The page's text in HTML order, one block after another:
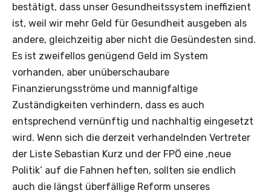
bestätigt, dass unser Gesundheitssystem ineffizient
ist, weil wir mehr Geld für Gesundheit ausgeben als
andere, gleichzeitig aber nicht die Gesündesten sind.
Es ist zweifellos genügend Geld im System
vorhanden, aber unüberschaubare
Finanzierungsströme und mannigfaltige
Zuständigkeiten verhindern, dass es auch
entsprechend vernünftig und nachhaltig eingesetzt
wird. Wenn sich die derzeit verhandelnden Vertreter
der Liste Sebastian Kurz und der FPÖ eine ,neue
Politik‘ auf die Fahnen heften, sollten sie endlich
auch die längst überfällige Reform unseres